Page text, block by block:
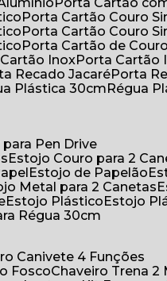
Porta Cartão Couro
Porta Cartão Couro
Porta Cartão de Couro
Cartão Inox
Porta Cartão
Recado Jacaré
Porta
Plástica 30cm
Régua
para Pen Drive
Estojo Couro para 2
Estojo de Papelão
Metal para 2 Canetas
Estojo Plástico
Estojo
Régua 30cm
Canivete 4 Funções
Fosco
Chaveiro Trena